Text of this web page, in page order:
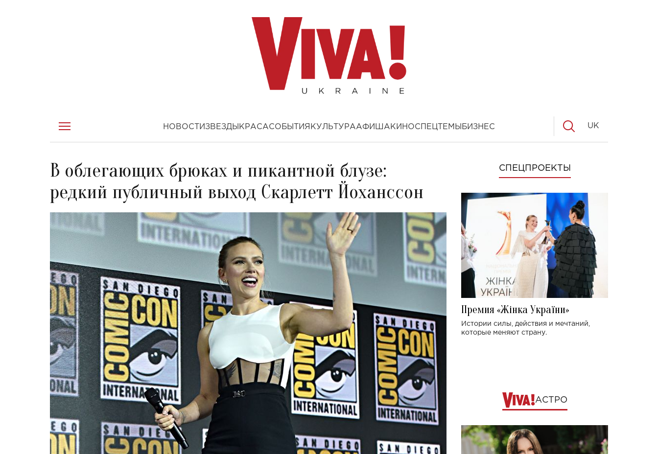
НОВОСТИ ЗВЕЗДЫ КРАСАСОБЫТИЯ КУЛЬТУРААФИША КИНОСПЕЦТЕМЫ БИЗНЕС UK
В облегающих брюках и пикантной блузе:
редкий публичный выход Скарлетт Йоханссон
СПЕЦПРОЕКТЫ
Премия «Жінка України»
Истории силы, действия и мечтаний,
которые меняют страну.
АСТРО